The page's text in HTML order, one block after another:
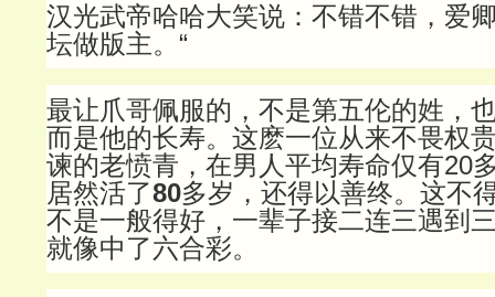
汉光武帝哈哈大笑说：不错不错，爱
坛做版主。“
最让爪哥佩服的，不是第五伦的姓，
而是他的长寿。这麽一位从来不畏权
谏的老愤青，在男人平均寿命仅有20
居然活了80多岁，还得以善终。这不
不是一般得好，一辈子接二连三遇到
就像中了六合彩。